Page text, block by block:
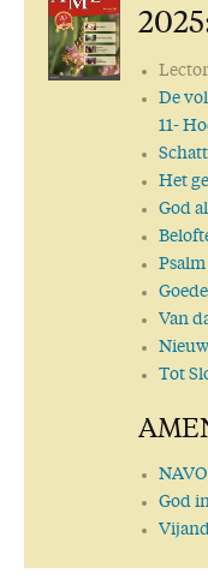
Vernieuwing
Dank!
De ware wijsheid
Joodse wijsheden
50 keer AMEN: een
Een getrouw Woord
Uit de eerste hand
Wat is waarheid?
Gods Woord geeft
Goed voornemen
Liefde en Leven
Waarheid versus
Tempus ruit, hora
Geen leven zonder
Verkondig het
Eet smakelijk!
Op weg naar de
De
11-
Het
God
Van
Tot
NAVO
God